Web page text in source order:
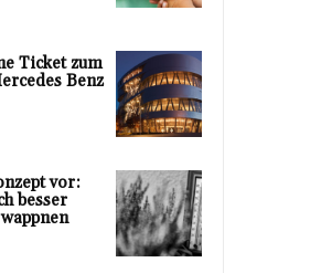
Ticket zum
Benz
vor:
besser